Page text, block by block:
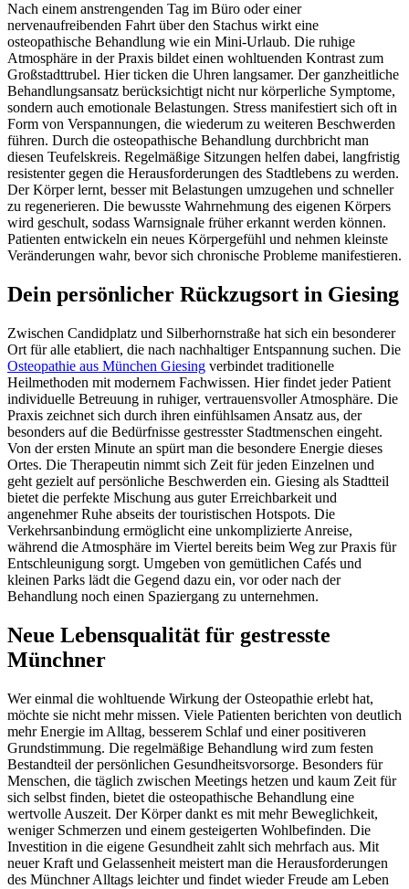
Nach einem anstrengenden Tag im Büro oder einer
nervenaufreibenden Fahrt über den Stachus wirkt eine
osteopathische Behandlung wie ein Mini-Urlaub. Die ruhige
Atmosphäre in der Praxis bildet einen wohltuenden Kontrast zum
Großstadttrubel. Hier ticken die Uhren langsamer. Der ganzheitliche
Behandlungsansatz berücksichtigt nicht nur körperliche Symptome,
sondern auch emotionale Belastungen. Stress manifestiert sich oft in
Form von Verspannungen, die wiederum zu weiteren Beschwerden
führen. Durch die osteopathische Behandlung durchbricht man
diesen Teufelskreis. Regelmäßige Sitzungen helfen dabei, langfristig
resistenter gegen die Herausforderungen des Stadtlebens zu werden.
Der Körper lernt, besser mit Belastungen umzugehen und schneller
zu regenerieren. Die bewusste Wahrnehmung des eigenen Körpers
wird geschult, sodass Warnsignale früher erkannt werden können.
Patienten entwickeln ein neues Körpergefühl und nehmen kleinste
Veränderungen wahr, bevor sich chronische Probleme manifestieren.
Dein persönlicher Rückzugsort in Giesing
Zwischen Candidplatz und Silberhornstraße hat sich ein besonderer
Ort für alle etabliert, die nach nachhaltiger Entspannung suchen. Die
Osteopathie aus München Giesing verbindet traditionelle
Heilmethoden mit modernem Fachwissen. Hier findet jeder Patient
individuelle Betreuung in ruhiger, vertrauensvoller Atmosphäre. Die
Praxis zeichnet sich durch ihren einfühlsamen Ansatz aus, der
besonders auf die Bedürfnisse gestresster Stadtmenschen eingeht.
Von der ersten Minute an spürt man die besondere Energie dieses
Ortes. Die Therapeutin nimmt sich Zeit für jeden Einzelnen und
geht gezielt auf persönliche Beschwerden ein. Giesing als Stadtteil
bietet die perfekte Mischung aus guter Erreichbarkeit und
angenehmer Ruhe abseits der touristischen Hotspots. Die
Verkehrsanbindung ermöglicht eine unkomplizierte Anreise,
während die Atmosphäre im Viertel bereits beim Weg zur Praxis für
Entschleunigung sorgt. Umgeben von gemütlichen Cafés und
kleinen Parks lädt die Gegend dazu ein, vor oder nach der
Behandlung noch einen Spaziergang zu unternehmen.
Neue Lebensqualität für gestresste
Münchner
Wer einmal die wohltuende Wirkung der Osteopathie erlebt hat,
möchte sie nicht mehr missen. Viele Patienten berichten von deutlich
mehr Energie im Alltag, besserem Schlaf und einer positiveren
Grundstimmung. Die regelmäßige Behandlung wird zum festen
Bestandteil der persönlichen Gesundheitsvorsorge. Besonders für
Menschen, die täglich zwischen Meetings hetzen und kaum Zeit für
sich selbst finden, bietet die osteopathische Behandlung eine
wertvolle Auszeit. Der Körper dankt es mit mehr Beweglichkeit,
weniger Schmerzen und einem gesteigerten Wohlbefinden. Die
Investition in die eigene Gesundheit zahlt sich mehrfach aus. Mit
neuer Kraft und Gelassenheit meistert man die Herausforderungen
des Münchner Alltags leichter und findet wieder Freude am Leben